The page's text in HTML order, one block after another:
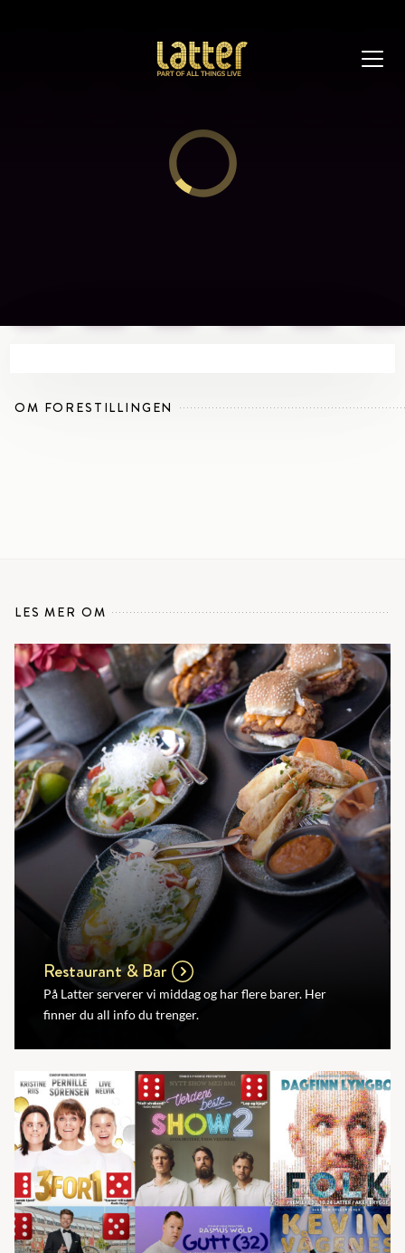
OM FORESTILLINGEN
LES MER OM
Restaurant & Bar
På Latter serverer vi middag og har flere barer. Her
finner du all info du trenger.